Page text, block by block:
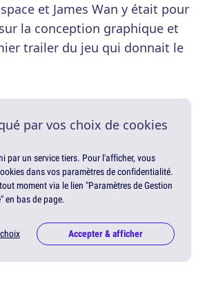
et James Wan y était pour
la conception graphique et
trailer du jeu qui donnait le
par vos choix de cookies
par un service tiers. Pour l'afficher, vous
dans vos paramètres de confidentialité.
moment via le lien "Paramètres de Gestion
en bas de page.
Accepter & afficher